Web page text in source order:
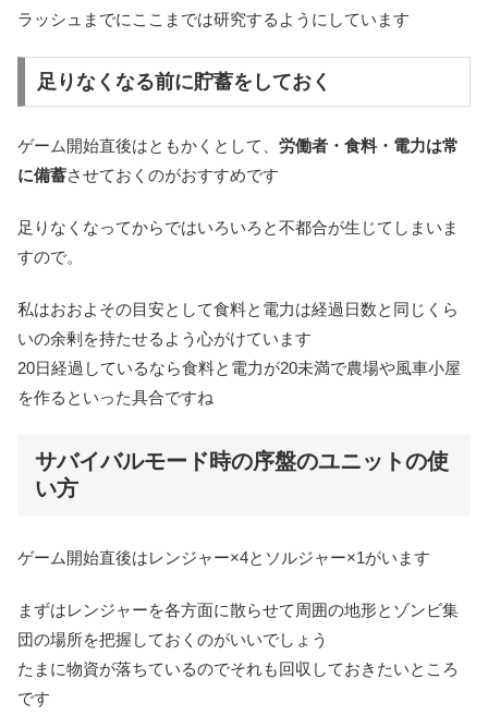
ラッシュまでにここまでは研究するようにしています
足りなくなる前に貯蓄をしておく
ゲーム開始直後はともかくとして、 労働者・食料・電力は常
に備蓄させておくのがおすすめです
足りなくなってからではいろいろと不都合が生じてしまいま
すので。
私はおおよその目安として食料と電力は経過日数と同じくら
いの余剰を持たせるよう心がけています
20日経過しているなら食料と電力が20未満で農場や風車小屋
を作るといった具合ですね
サバイバルモード時の序盤のユニットの使
い方
ゲーム開始直後はレンジャー×4とソルジャー×1がいます
まずはレンジャーを各方面に散らせて周囲の地形とゾンビ集
団の場所を把握しておくのがいいでしょう
たまに物資が落ちているのでそれも回収しておきたいところ
です